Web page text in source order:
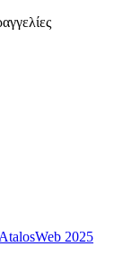
AtalosWeb 2025